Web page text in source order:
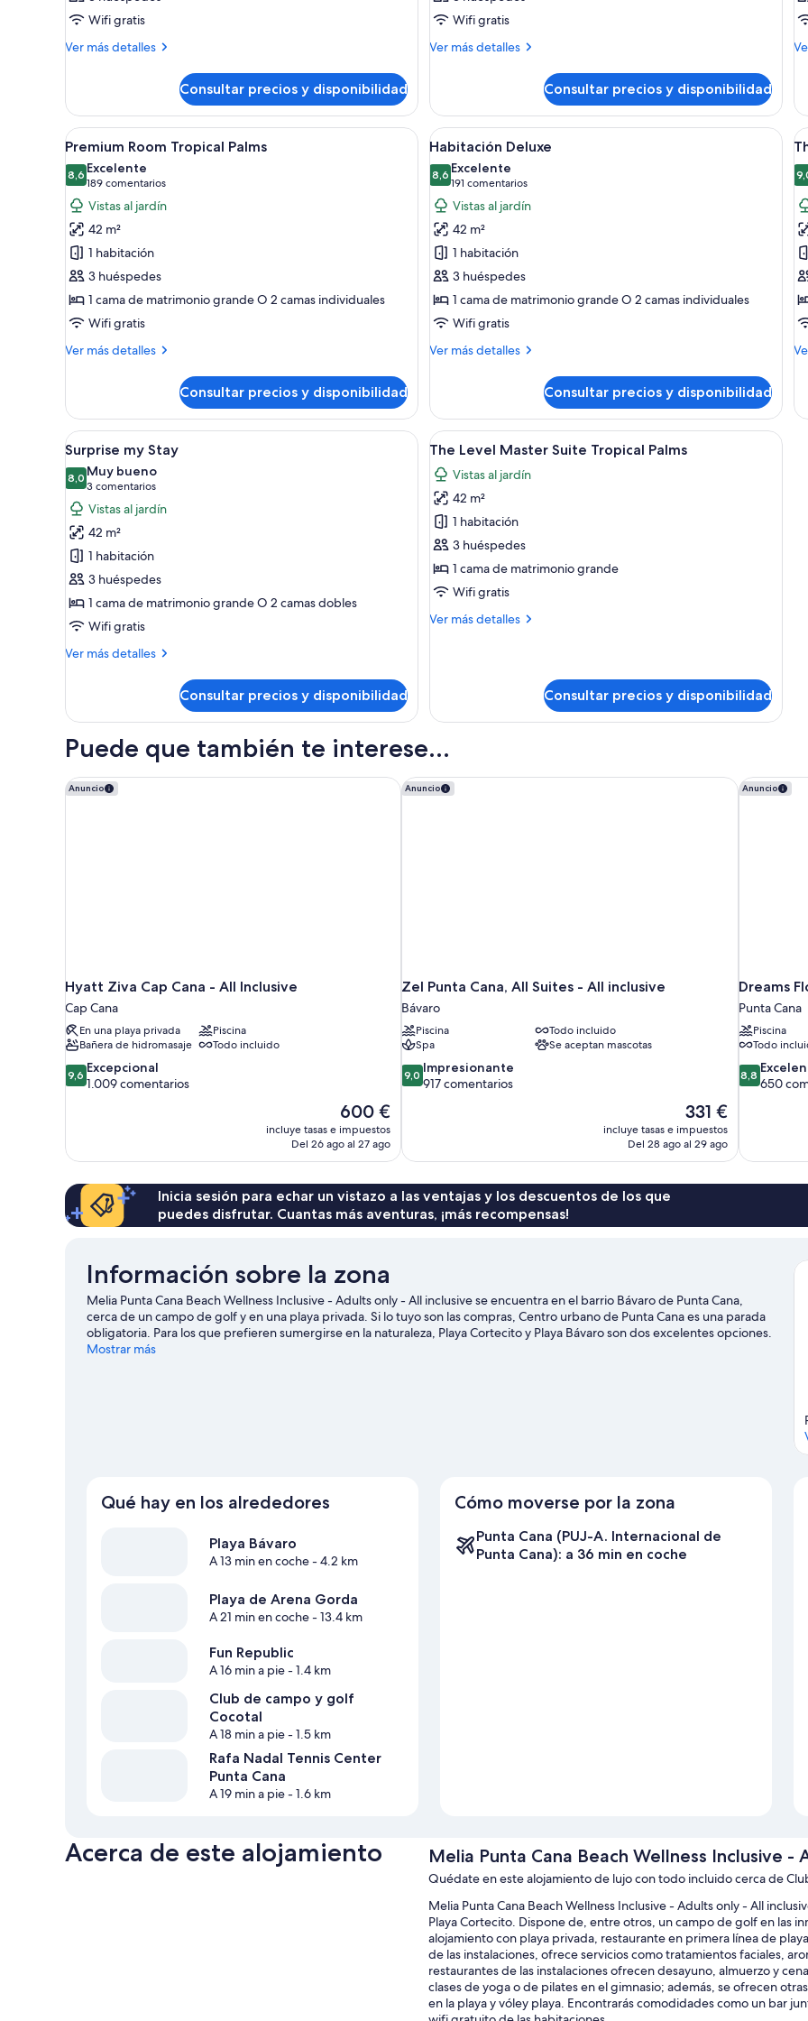
habitaciones
fotos
de
Wifi gratis
Ver más detalles
Más
Consultar precios y disponibilidad
fotos
de
Wifi gratis
Ver más detalles
Más
Consultar precios y disponibilidad
Abrir
todas
las
fotos
de
Premium
Room
Tropical
Palms
Habitación de hotel con cama, escritorio con lámpara, silla, mesita con planta y vista a una piscina y palmeras.
5
Premium Room Tropical Palms
8,68,6 de 10
Excelente
189 comentarios
(189 comentarios)
Vistas al jardín
42 m²
1 habitación
3 huéspedes
1 cama de matrimonio grande O 2 camas individuales
Wifi gratis
Ver más detalles
Más
Room
Tropical
Palms
Consultar precios y disponibilidad
Abrir
todas
las
fotos
de
Habitación
Deluxe
Habitación de hotel con una cama
5
Habitación Deluxe
8,68,6 de 10
Excelente
191 comentarios
(191 comentarios)
Vistas al jardín
42 m²
1 habitación
3 huéspedes
1 cama de matrimonio grande O 2 camas individuales
Wifi gratis
Ver más detalles
Más
Deluxe
Consultar precios y disponibilidad
Abrir
todas
las
fotos
de
Surprise
my
Stay
1 dormitorio y ropa de cama de alta calidad
5
Surprise my Stay
8,08,0 de 10
Muy bueno
3 comentarios
(3 comentarios)
Vistas al jardín
42 m²
1 habitación
3 huéspedes
1 cama de matrimonio grande O 2 camas dobles
Wifi gratis
Ver más detalles
Más
my
Consultar precios y disponibilidad
Abrir
todas
las
fotos
de
The
Level
Master
Tropical
Un dormitorio amplio con una cama
7
The Level Master Suite Tropical Palms
Vistas al jardín
42 m²
1 habitación
3 huéspedes
1 cama de matrimonio grande
Wifi gratis
Ver más detalles
Más
Suite
Consultar precios y disponibilidad
Puede que también te interese...
Anuncio
Hyatt Ziva Cap Cana - All Inclusive
Cap Cana
En una playa privada
Piscina
Bañera de hidromasaje
Todo incluido
9.6
sobre
9,6 Excepcional
1.009 comentarios
El
precio
actual
600 €
600 €
incluye tasas e impuestos
Del 26 ago al 27 ago
Hyatt Ziva Cap Cana - All Inclusive Anuncio
Zel Punta Cana, All Suites - All inclusive
Bávaro
Piscina
Todo incluido
Spa
Se aceptan mascotas
9.0
sobre
9,0 Impresionante
917 comentarios
El
precio
actual
331 €
331 €
incluye tasas e impuestos
Del 28 ago al 29 ago
Zel Punta Cana, All Suites - All inclusive Anuncio
Dreams
Punta Cana
Piscina
Todo
8.8
sobre
8,8
650
Dreams
Inicia sesión para echar un vistazo a las ventajas y los descuentos de los que
puedes disfrutar. Cuantas más aventuras, ¡más recompensas!
Información sobre la zona
Melia Punta Cana Beach Wellness Inclusive - Adults only - All inclusive se encuentra en el barrio Bávaro de Punta Cana,
cerca de un campo de golf y en una playa privada. Si lo tuyo son las compras, Centro urbano de Punta Cana es una parada
obligatoria. Para los que prefieren sumergirse en la naturaleza, Playa Cortecito y Playa Bávaro son dos excelentes opciones.
También merece la pena acercarse a Club de campo y golf Cocotal y Playa de Arena Gorda.
Mostrar más
Qué hay en los alrededores
Playa Bávaro
A 13 min en coche- 4.2 km
Playa de Arena Gorda
A 21 min en coche- 13.4 km
Fun Republic
A 16 min a pie- 1.4 km
Club de campo y golf
Cocotal
A 18 min a pie- 1.5 km
Rafa Nadal Tennis Center
Punta Cana
A 19 min a pie- 1.6 km
Cómo moverse por la zona
Punta Cana (PUJ-A. Internacional de
Punta Cana): a 36 min en coche
Acerca de este alojamiento Melia Punta Cana Beach Wellness Inclusive -
Quédate en este alojamiento de lujo con todo incluido cerca de
Melia Punta Cana Beach Wellness Inclusive - Adults only - All
Playa Cortecito. Dispone de, entre otros, un campo de golf en las
alojamiento con playa privada, restaurante en primera línea de
de las instalaciones, ofrece servicios como tratamientos faciales,
restaurantes de las instalaciones ofrecen desayuno, almuerzo y
clases de yoga o de pilates en el gimnasio; además, se ofrecen
en la playa y vóley playa. Encontrarás comodidades como un bar